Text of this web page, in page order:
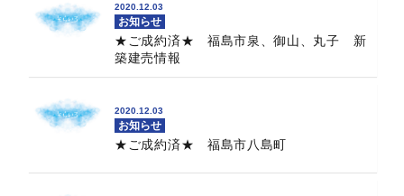
2020.12.03
お知らせ
★ご成約済★ 福島市泉、御山、丸子 新
築建売情報
2020.12.03
お知らせ
★ご成約済★ 福島市八島町